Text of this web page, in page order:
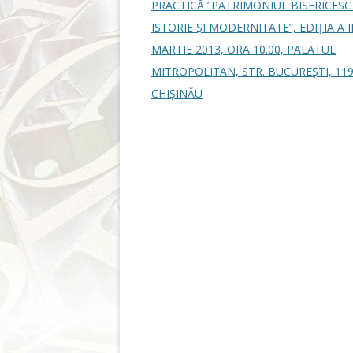
PRACTICĂ ”PATRIMONIUL
ISTORIE ȘI MODERNITATE”, EDIȚIA A
MARTIE 2013, ORA 10.00, PALATUL
MITROPOLITAN, STR. BUCUREȘTI,
CHIȘINĂU